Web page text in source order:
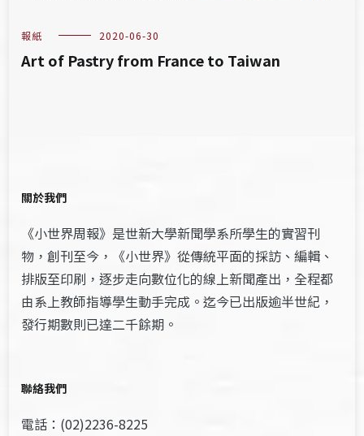
報紙 2020-06-30
Art of Pastry from France to Taiwan
關於我們
《小世界周報》是世新大學新聞學系所學生的實習刊
物，創刊至今，《小世界》從傳統平面的採訪、編輯、
排版至印刷，逐步走向數位化的線上新聞產出，全程都
由系上教師指導學生動手完成。迄今已出版逾半世紀，
發行期數則已達二千餘期。
聯絡我們
電話：(02)2236-8225